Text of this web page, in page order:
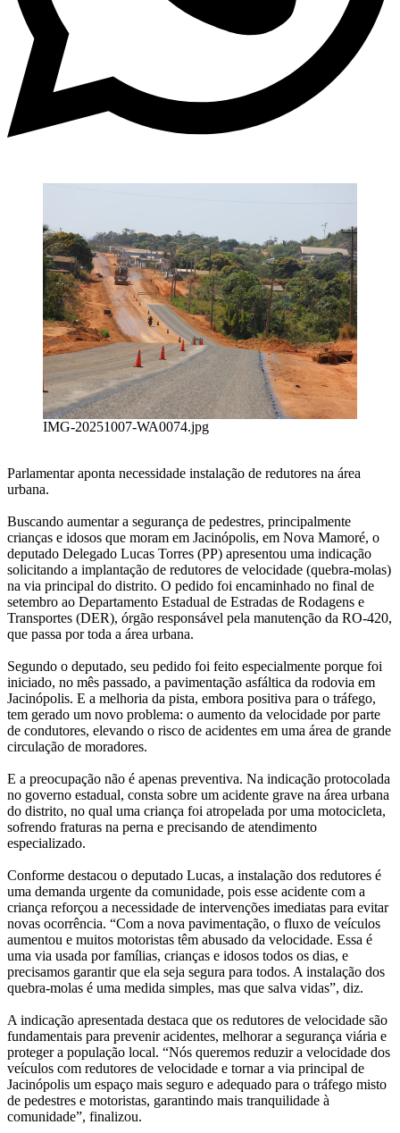
IMG-20251007-WA0074.jpg
Parlamentar aponta necessidade instalação de redutores na área
urbana.
Buscando aumentar a segurança de pedestres, principalmente
crianças e idosos que moram em Jacinópolis, em Nova Mamoré, o
deputado Delegado Lucas Torres (PP) apresentou uma indicação
solicitando a implantação de redutores de velocidade (quebra-molas)
na via principal do distrito. O pedido foi encaminhado no final de
setembro ao Departamento Estadual de Estradas de Rodagens e
Transportes (DER), órgão responsável pela manutenção da RO-420,
que passa por toda a área urbana.
Segundo o deputado, seu pedido foi feito especialmente porque foi
iniciado, no mês passado, a pavimentação asfáltica da rodovia em
Jacinópolis. E a melhoria da pista, embora positiva para o tráfego,
tem gerado um novo problema: o aumento da velocidade por parte
de condutores, elevando o risco de acidentes em uma área de grande
circulação de moradores.
E a preocupação não é apenas preventiva. Na indicação protocolada
no governo estadual, consta sobre um acidente grave na área urbana
do distrito, no qual uma criança foi atropelada por uma motocicleta,
sofrendo fraturas na perna e precisando de atendimento
especializado.
Conforme destacou o deputado Lucas, a instalação dos redutores é
uma demanda urgente da comunidade, pois esse acidente com a
criança reforçou a necessidade de intervenções imediatas para evitar
novas ocorrência. “Com a nova pavimentação, o fluxo de veículos
aumentou e muitos motoristas têm abusado da velocidade. Essa é
uma via usada por famílias, crianças e idosos todos os dias, e
precisamos garantir que ela seja segura para todos. A instalação dos
quebra-molas é uma medida simples, mas que salva vidas”, diz.
A indicação apresentada destaca que os redutores de velocidade são
fundamentais para prevenir acidentes, melhorar a segurança viária e
proteger a população local. “Nós queremos reduzir a velocidade dos
veículos com redutores de velocidade e tornar a via principal de
Jacinópolis um espaço mais seguro e adequado para o tráfego misto
de pedestres e motoristas, garantindo mais tranquilidade à
comunidade”, finalizou.